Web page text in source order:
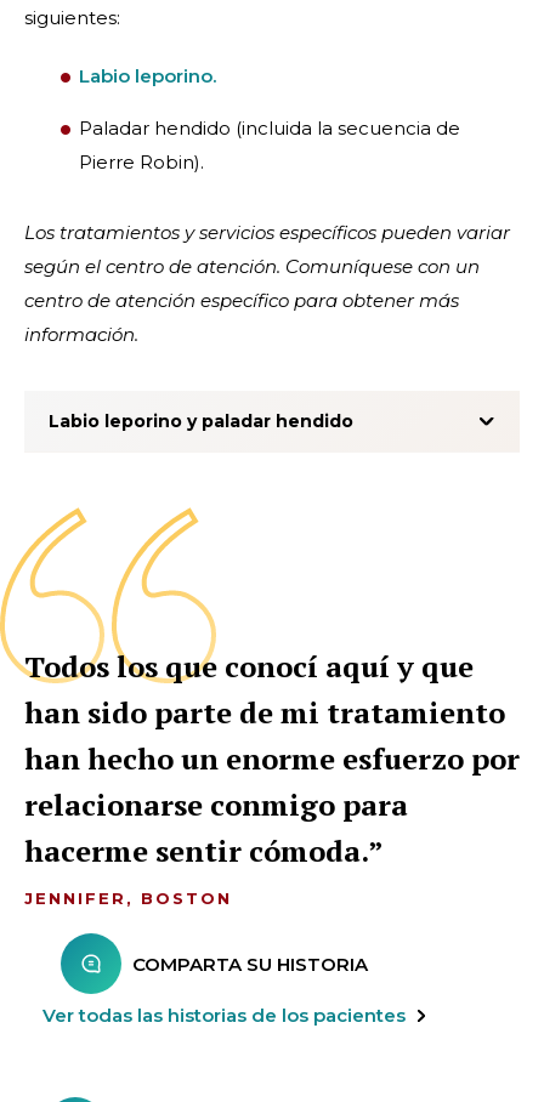
siguientes:
Labio leporino.
Paladar hendido (incluida la secuencia de
Pierre Robin).
Los tratamientos y servicios específicos pueden variar
según el centro de atención. Comuníquese con un
centro de atención específico para obtener más
información.
Labio leporino y paladar hendido
Todos los que conocí aquí y que
han sido parte de mi tratamiento
han hecho un enorme esfuerzo por
relacionarse conmigo para
hacerme sentir cómoda.
JENNIFER, BOSTON
COMPARTA SU HISTORIA
Ver todas las historias de los pacientes